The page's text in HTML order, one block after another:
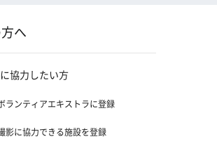
へ
協力したい方
ランティアエキストラに登録
影に協力できる施設を登録